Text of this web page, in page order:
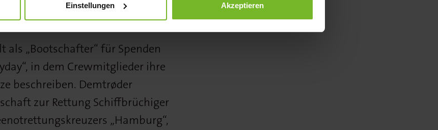
Einstellungen Akzeptieren
als „Bootschafter“ für Spenden
in dem Crewmitglieder ihre
beschreiben. Demtrøder
zur Rettung Schiffbrüchiger
„Hamburg“,